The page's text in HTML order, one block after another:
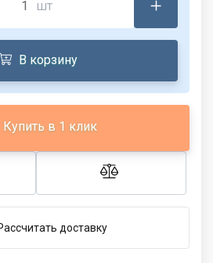
шт
В корзину
Купить в 1 клик
доставку